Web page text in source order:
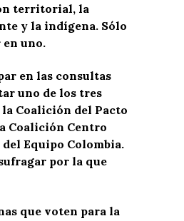
territorial, la
y la indígena. Sólo
en uno.
en las consultas
uno de los tres
Coalición del Pacto
Coalición Centro
Equipo Colombia.
por la que
que voten para la